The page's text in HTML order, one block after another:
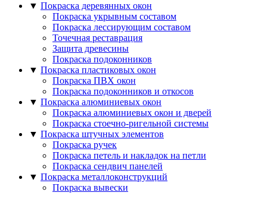
▼ Покраска деревянных окон
Покраска укрывным составом
Покраска лессирующим составом
Точечная реставрация
Защита древесины
Покраска подоконников
▼ Покраска пластиковых окон
Покраска ПВХ окон
Покраска подоконников и откосов
▼ Покраска алюминиевых окон
Покраска алюминиевых окон и дверей
Покраска стоечно-ригельной системы
▼ Покраска штучных элементов
Покраска ручек
Покраска петель и накладок на петли
Покраска сендвич панелей
▼ Покраска металлоконструкций
Покраска вывески